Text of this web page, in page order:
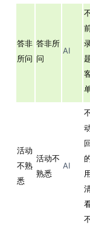
答非
所问
答非所
问
AI
活动
不熟
悉
活动不
熟悉
AI